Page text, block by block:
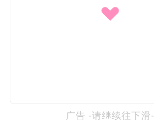
广告 -请继续往下滑-